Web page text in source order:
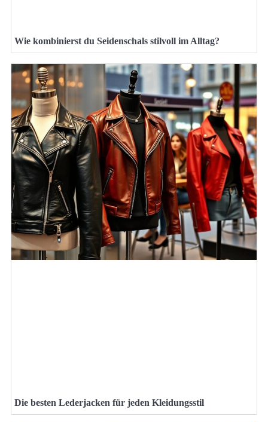
Wie kombinierst du Seidenschals stilvoll im Alltag?
Die besten Lederjacken für jeden Kleidungsstil